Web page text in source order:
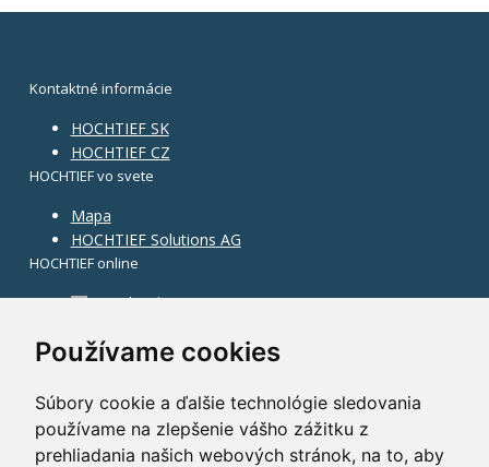
Používame cookies
Súbory cookie a ďalšie technológie sledovania
používame na zlepšenie vášho zážitku z
prehliadania našich webových stránok, na to, aby
Kontaktné informácie
HOCHTIEF SK
HOCHTIEF CZ
HOCHTIEF vo svete
Mapa
HOCHTIEF Solutions AG
HOCHTIEF online
Facebook